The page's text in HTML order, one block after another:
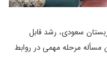
سعودی، رشد قابل
مسأله مرحله مهمی در روابط